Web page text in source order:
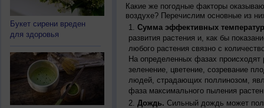
Букет сирени вреден
для здоровья
Какие же погодные факторы
воздухе? Перечислим основные из
Сумма эффективных
развития растения и, как бы
любого растения связно с
На определенных фазах происходят
зеленение, цветение, созревание
людей, страдающих поллинозом,
фаза максимального пыления
Дождь. Сильный дождь может